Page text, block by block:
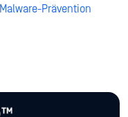
Malware-Prävention